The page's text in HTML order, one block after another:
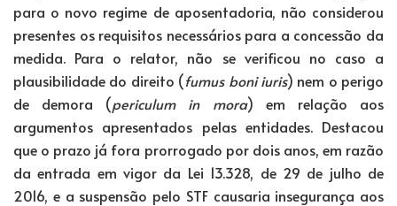
para o novo regime de aposentadoria, não considerou
presentes os requisitos necessários para a concessão da
medida. Para o relator, não se verificou no caso a
plausibilidade do direito (fumus boni iuris) nem o perigo
de demora (periculum in mora) em relação aos
argumentos apresentados pelas entidades. Destacou
que o prazo já fora prorrogado por dois anos, em razão
da entrada em vigor da Lei 13.328, de 29 de julho de
2016, e a suspensão pelo STF causaria insegurança aos